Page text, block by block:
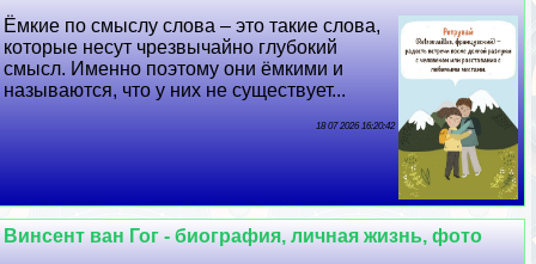
Ёмкие по смыслу слова – это такие слова,
которые несут чрезвычайно глубокий
смысл. Именно поэтому они ёмкими и
называются, что у них не существует...
18 07 2026 16:20:42
Винсент ван Гог - биография, личная жизнь, фото